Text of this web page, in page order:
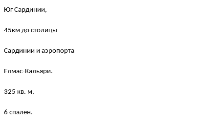
Юг Сардинии,
45км до столицы
Сардинии и аэропорта
Елмас-Кальяри.
325 кв. м,
6 спален.